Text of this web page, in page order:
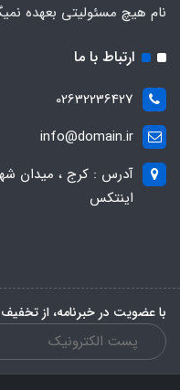
نام هیچ مسئولیتی بعهده
ارتباط با ما
02632236427
info@domain.ir
آدرس : کرج ، میدان
اینتکس
با عضویت در خبرنامه، از